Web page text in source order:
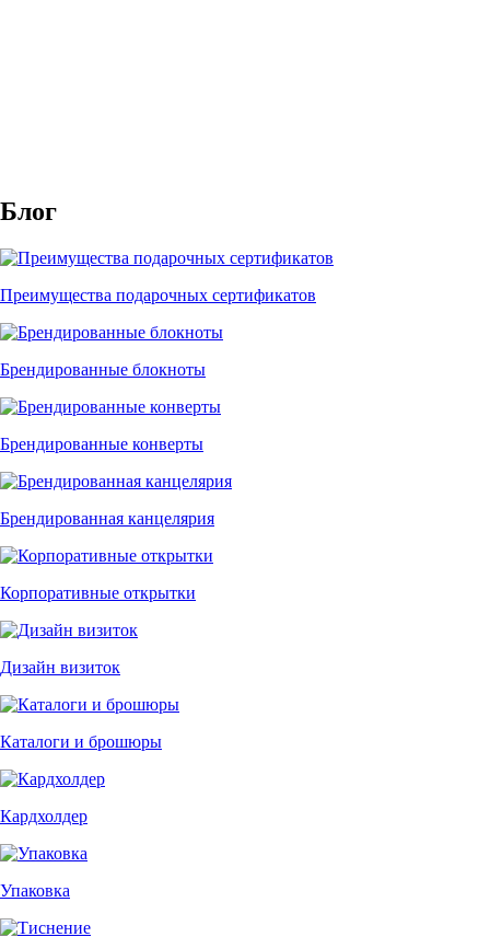
Блог
Преимущества подарочных сертификатов
Брендированные блокноты
Брендированные конверты
Брендированная канцелярия
Корпоративные открытки
Дизайн визиток
Каталоги и брошюры
Кардхолдер
Упаковка